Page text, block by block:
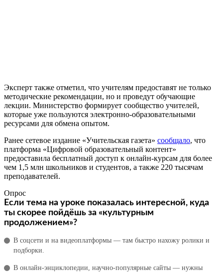
Эксперт также отметил, что учителям предоставят не только
методические рекомендации, но и проведут обучающие
лекции. Министерство формирует сообщество учителей,
которые уже пользуются электронно-образовательными
ресурсами для обмена опытом.
Ранее сетевое издание «Учительская газета» сообщало, что
платформа «Цифровой образовательный контент»
предоставила бесплатный доступ к онлайн-курсам для более
чем 1,5 млн школьников и студентов, а также 220 тысячам
преподавателей.
Опрос
Если тема на уроке показалась интересной, куда
ты скорее пойдёшь за «культурным
продолжением»?
В соцсети и на видеоплатформы — там быстро нахожу ролики и
подборки.
В онлайн‑энциклопедии, научно‑популярные сайты — нужны